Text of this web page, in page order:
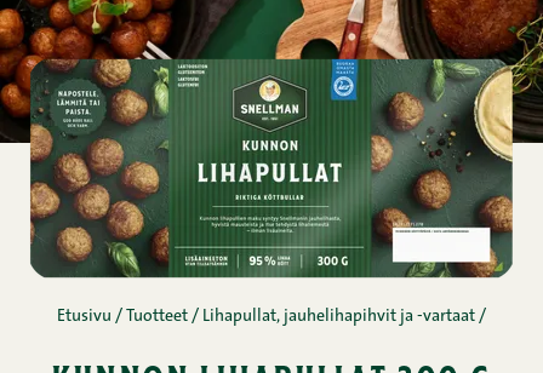
Etusivu / Tuotteet / Lihapullat, jauhelihapihvit ja -vartaat /